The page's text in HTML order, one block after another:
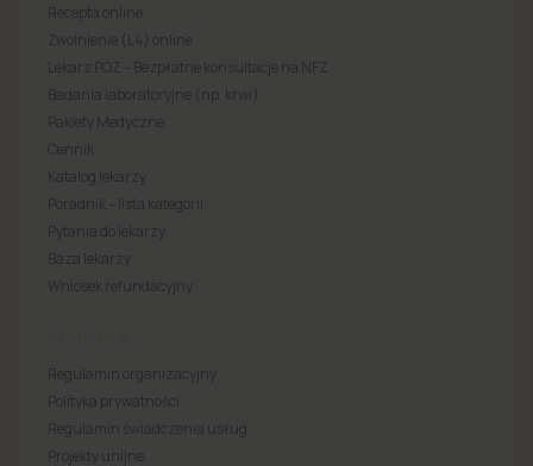
Recepta online
Zwolnienie (L4) online
Lekarz POZ – Bezpłatne konsultacje na NFZ
Badania laboratoryjne (np. krwi)
Pakiety Medyczne
Cennik
Katalog lekarzy
Poradnik – lista kategorii
Pytania do lekarzy
Baza lekarzy
Wniosek refundacyjny
Regulamin organizacyjny
Polityka prywatności
Regulamin świadczenia usług
Projekty unijne